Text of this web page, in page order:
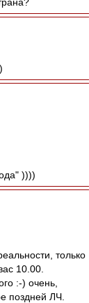
))))
только
10.00.
:-) очень,
поздней ЛЧ.